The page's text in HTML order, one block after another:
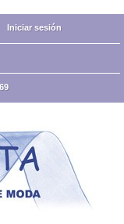
Iniciar sesión